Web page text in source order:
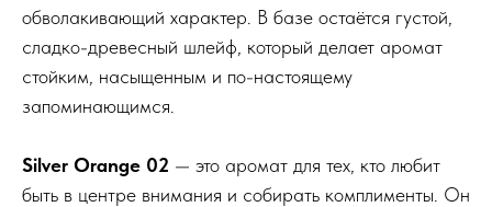
обволакивающий характер. В базе остаётся густой,
сладко-древесный шлейф, который делает аромат
стойким, насыщенным и по-настоящему
запоминающимся.
Silver Orange 02 — это аромат для тех, кто любит
быть в центре внимания и собирать комплименты. Он